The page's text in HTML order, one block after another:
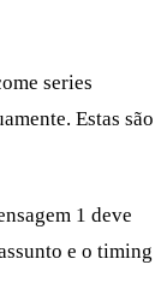
series
Estas são
1 deve
e o timing